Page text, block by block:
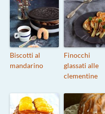
Biscotti al
mandarino
Finocchi
glassati alle
clementine